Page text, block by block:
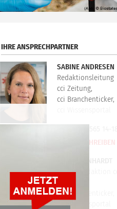
IHRE ANSPRECHPARTNER
SABINE ANDRESEN
Redaktionsleitung
cci Zeitung,
cci Branchenticker,
E-MAIL SCHREIBEN
Technikredaktion cci
Zeitung,
cci Branchenticker,
cci Wissensportal